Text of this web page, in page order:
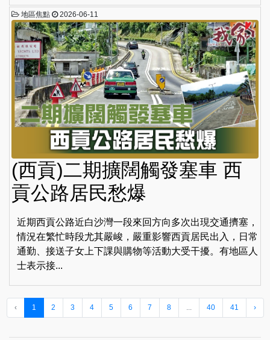
地區焦點 2026-06-11
(西貢)二期擴闊觸發塞車 西
貢公路居民愁爆
近期西貢公路近白沙灣一段來回方向多次出現交通擠塞，
情況在繁忙時段尤其嚴峻，嚴重影響西貢居民出入，日常
通勤、接送子女上下課與購物等活動大受干擾。有地區人
士表示接...
‹ 1 2 3 4 5 6 7 8 40 41 ›